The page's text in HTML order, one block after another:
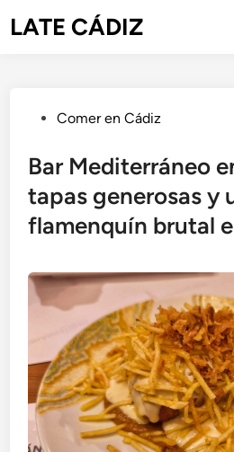
LATE CÁDIZ
Publicado
Comer en Cádiz
Bar Mediterráneo
tapas generosas y
flamenquín brutal